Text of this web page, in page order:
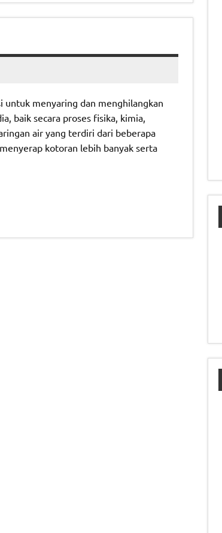
untuk menyaring dan menghilangkan
baik secara proses fisika, kimia,
air yang terdiri dari beberapa
kotoran lebih banyak serta